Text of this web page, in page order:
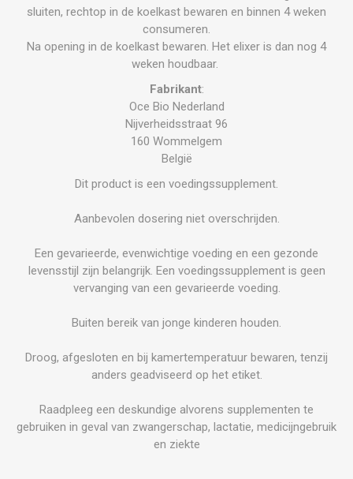
sluiten, rechtop in de koelkast bewaren en binnen 4 weken
consumeren.
Na opening in de koelkast bewaren. Het elixer is dan nog 4
weken houdbaar.
Fabrikant:
Oce Bio Nederland
Nijverheidsstraat 96
160 Wommelgem
België
Dit product is een voedingssupplement.
Aanbevolen dosering niet overschrijden.
Een gevarieerde, evenwichtige voeding en een gezonde
levensstijl zijn belangrijk. Een voedingssupplement is geen
vervanging van een gevarieerde voeding.
Buiten bereik van jonge kinderen houden.
Droog, afgesloten en bij kamertemperatuur bewaren, tenzij
anders geadviseerd op het etiket.
Raadpleeg een deskundige alvorens supplementen te
gebruiken in geval van zwangerschap, lactatie, medicijngebruik
en ziekte